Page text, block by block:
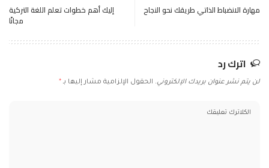
مهارة الانضباط الذاتي طريقك نحو النجاح إليك أهم خطوات تعلم اللغة التركية
مجانًا
اترك رد
لن يتم نشر عنوان بريدك الإلكتروني. الحقول الإلزامية مشار إليها بـ *